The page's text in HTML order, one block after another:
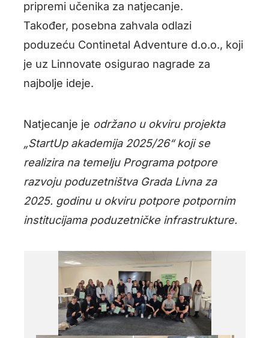
pripremi učenika za natjecanje.
Također, posebna zahvala odlazi
poduzeću Continetal Adventure d.o.o., koji
je uz Linnovate osigurao nagrade za
najbolje ideje.
Natjecanje je održano u okviru projekta
„StartUp akademija 2025/26“ koji se
realizira na temelju Programa potpore
razvoju poduzetništva Grada Livna za
2025. godinu u okviru potpore potpornim
institucijama poduzetničke infrastrukture.